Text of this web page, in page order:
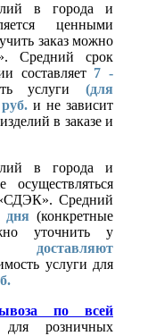
в города и
ценными
заказ можно
Средний срок
составляет 7 -
услуги(для
и не зависит
в заказе и
в города и
Средний
дня (конкретные
уточнить у
доставляют
услуги для
по всей
розничных